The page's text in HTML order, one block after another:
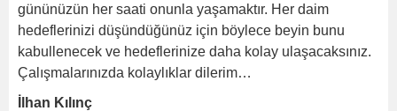
gününüzün her saati onunla yaşamaktır. Her daim
hedeflerinizi düşündüğünüz için böylece beyin bunu
kabullenecek ve hedeflerinize daha kolay ulaşacaksınız.
Çalışmalarınızda kolaylıklar dilerim…
İlhan Kılınç